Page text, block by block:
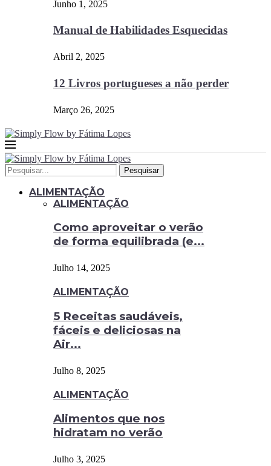
Junho 1, 2025
Manual de Habilidades Esquecidas
Abril 2, 2025
12 Livros portugueses a não perder
Março 26, 2025
Pesquisar
ALIMENTAÇÃO
ALIMENTAÇÃO
Como aproveitar o verão
de forma equilibrada (e...
Julho 14, 2025
ALIMENTAÇÃO
5 Receitas saudáveis,
fáceis e deliciosas na
Air...
Julho 8, 2025
ALIMENTAÇÃO
Alimentos que nos
hidratam no verão
Julho 3, 2025